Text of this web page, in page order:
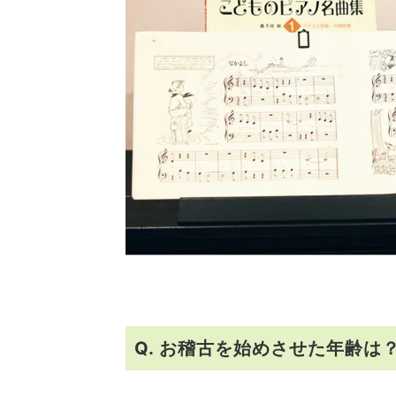
Q. お稽古を始めさせた年齢は